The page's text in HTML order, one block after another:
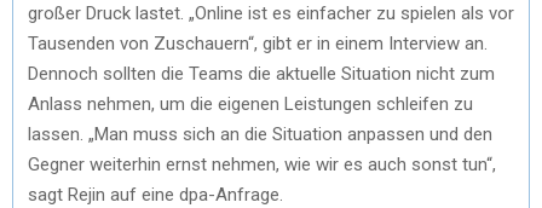
großer Druck lastet. „Online ist es einfacher zu spielen als vor
Tausenden von Zuschauern“, gibt er in einem Interview an.
Dennoch sollten die Teams die aktuelle Situation nicht zum
Anlass nehmen, um die eigenen Leistungen schleifen zu
lassen. „Man muss sich an die Situation anpassen und den
Gegner weiterhin ernst nehmen, wie wir es auch sonst tun“,
sagt Rejin auf eine dpa-Anfrage.